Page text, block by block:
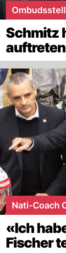
Schmitz
Nati-Coach
«Ich
Fischer